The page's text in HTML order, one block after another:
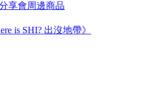
享會周邊商品
is SHI? 出沒地帶》